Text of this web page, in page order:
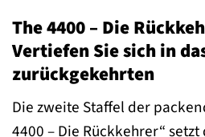
The 4400 – Die
Vertiefen Sie sich in
zurückgekehrten
Die zweite Staffel der
4400 – Die Rückkehrer“